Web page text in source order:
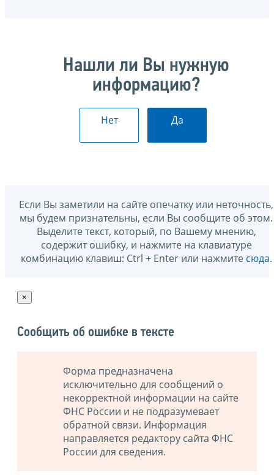
Нашли ли Вы нужную
информацию?
Нет Да
Если Вы заметили на сайте опечатку или неточность,
мы будем признательны, если Вы сообщите об этом.
Выделите текст, который, по Вашему мнению,
содержит ошибку, и нажмите на клавиатуре
комбинацию клавиш: Ctrl + Enter или нажмите сюда.
×
Сообщить об ошибке в тексте
Форма предназначена
исключительно для сообщений о
некорректной информации на сайте
ФНС России и не подразумевает
обратной связи. Информация
направляется редактору сайта ФНС
России для сведения.